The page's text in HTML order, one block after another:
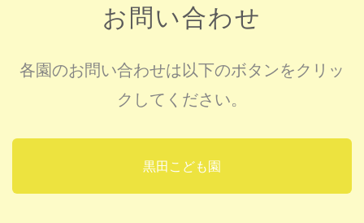
お問い合わせ
各園のお問い合わせは以下のボタンをクリッ
クしてください。
黒田こども園